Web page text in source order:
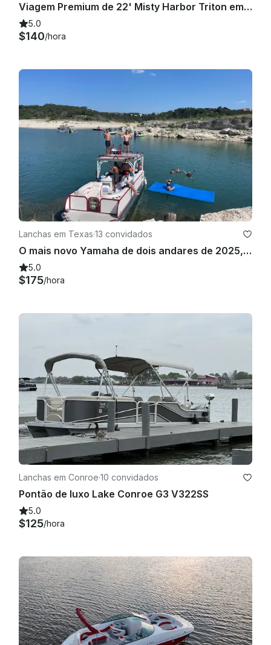
Viagem Premium de 22' Misty Harbor Triton em Montgomery
5.0
$140/hora
Lanchas em Texas·13 convidados
O mais novo Yamaha de dois andares de 2025, 26 pés, com escorregador no Lago Conroe
5.0
$175/hora
Lanchas em Conroe·10 convidados
Pontão de luxo Lake Conroe G3 V322SS
5.0
$125/hora